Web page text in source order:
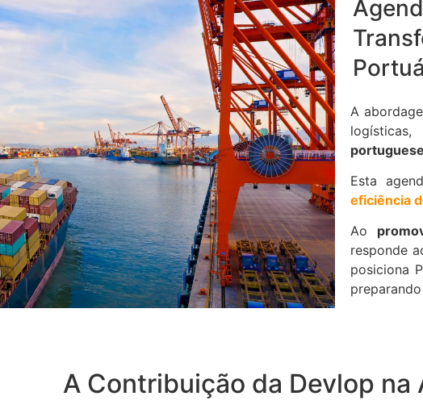
A
logísticas,
Esta
eficiência
Ao
responde
posiciona
A Contribuição da Devlop na